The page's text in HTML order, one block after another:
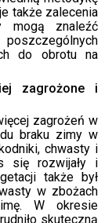
także zalecenia
mogą znaleźć
do obrotu na
zagrożone i
zagrożeń w
braku zimy w
chwasty i
się rozwijały i
także był
w zbożach
W okresie
skuteczną